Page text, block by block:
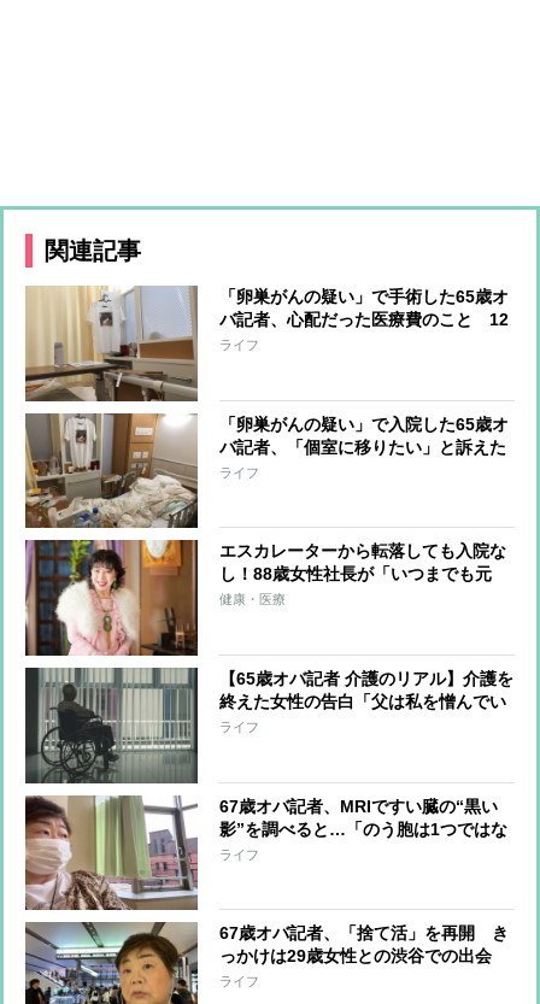
関連記事
「卵巣がんの疑い」で手術した65歳オ
バ記者、心配だった医療費のこと 12
日間の入院で負担額は？
ライフ
「卵巣がんの疑い」で入院した65歳オ
バ記者、「個室に移りたい」と訴えた
時に看護師がピシャリと言った言葉
ライフ
エスカレーターから転落しても入院な
し！88歳女性社長が「いつまでも元
気」でいるために毎日続ける「寝なが
健康・医療
【65歳オバ記者 介護のリアル】介護を
終えた女性の告白「父は私を憎んでい
た」 父娘の関係はなぜ“崩壊”したの
ライフ
67歳オバ記者、MRIですい臓の“黒い
影”を調べると…「のう胞は1つではな
く3つありました」その後、医師が告
ライフ
67歳オバ記者、「捨て活」を再開 き
っかけは29歳女性との渋谷での出会
い、「私が看取る」と言われどうした
ライフ